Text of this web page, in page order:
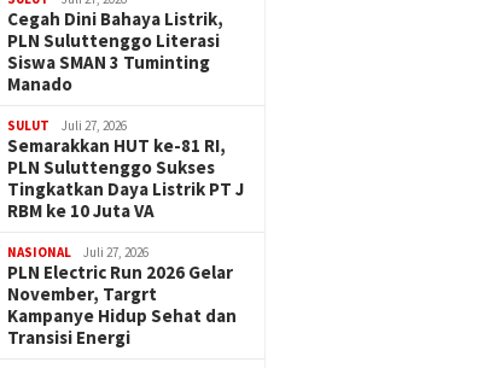
Cegah Dini Bahaya Listrik,
PLN Suluttenggo Literasi
Siswa SMAN 3 Tuminting
Manado
SULUT Juli 27, 2026
Semarakkan HUT ke-81 RI,
PLN Suluttenggo Sukses
Tingkatkan Daya Listrik PT J
RBM ke 10 Juta VA
NASIONAL Juli 27, 2026
PLN Electric Run 2026 Gelar
November, Targrt
Kampanye Hidup Sehat dan
Transisi Energi